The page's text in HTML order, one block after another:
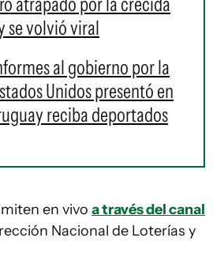
se volvió viral
al gobierno por la
Unidos presentó en
reciba deportados
en vivo a través del canal
Nacional de Loterías y